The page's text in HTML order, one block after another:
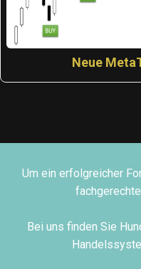
Neue
Um ein erfolgreicher
Bei uns finden Sie